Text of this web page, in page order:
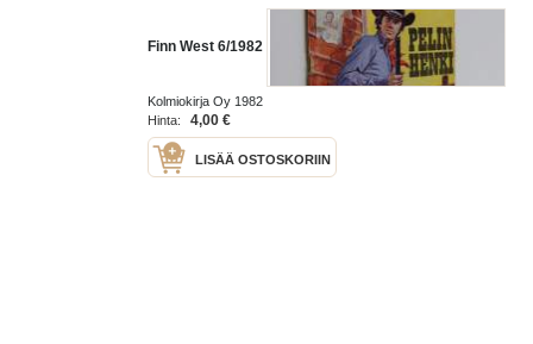
Finn West 6/1982
Kolmiokirja Oy 1982
Hinta:
4,00 €
LISÄÄ OSTOSKORIIN